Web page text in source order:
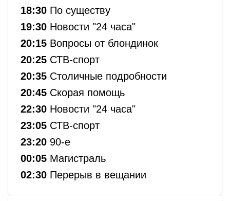
18:30 По существу
19:30 Новости "24 часа"
20:15 Вопросы от блондинок
20:25 СТВ-спорт
20:35 Столичные подробности
20:45 Скорая помощь
22:30 Новости "24 часа"
23:05 СТВ-спорт
23:20 90-е
00:05 Магистраль
02:30 Перерыв в вещании